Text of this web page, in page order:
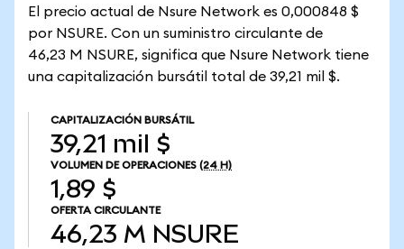
El precio actual de Nsure Network es 0,000848 $
por NSURE. Con un suministro circulante de
46,23 M NSURE, significa que Nsure Network tiene
una capitalización bursátil total de 39,21 mil $.
CAPITALIZACIÓN BURSÁTIL
39,21 mil $
VOLUMEN DE OPERACIONES (24 H)
1,89 $
OFERTA CIRCULANTE
46,23 M NSURE